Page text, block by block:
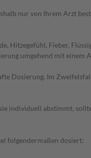
nur von Ihrem Arzt
Hitzegefühl, Fieber,
umgehend mit einem
Dosierung. Im
individuell abstimmt,
folgendermaßen dosiert: